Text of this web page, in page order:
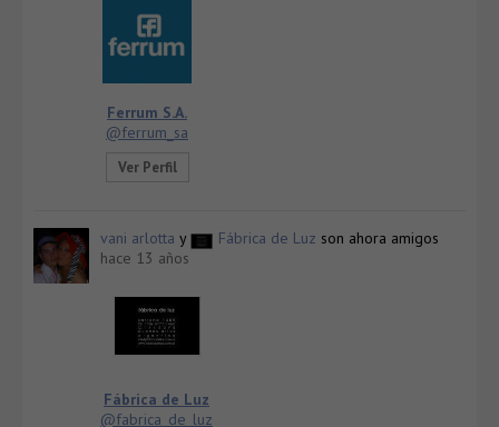
Ferrum S.A.
@ferrum_sa
Ver Perfil
vani arlotta y Fábrica de Luz son ahora amigos
hace 13 años
Fábrica de Luz
@fabrica_de_luz